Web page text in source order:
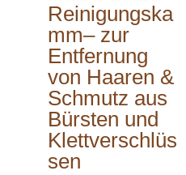
Reinigungska
mm– zur
Entfernung
von Haaren &
Schmutz aus
Bürsten und
Klettverschlüs
sen